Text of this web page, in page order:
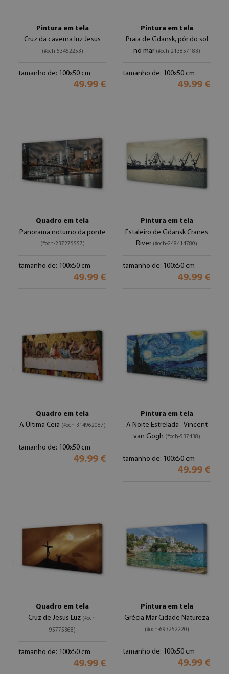
Pintura em tela
Cruz da caverna luz Jesus
(#och-63452253)
tamanho de: 100x50 cm
49.99 €
Pintura em tela
Praia de Gdansk, pôr do sol
no mar (#och-213857183)
tamanho de: 100x50 cm
49.99 €
Quadro em tela
Panorama noturno da ponte
(#och-237275557)
tamanho de: 100x50 cm
49.99 €
Pintura em tela
Estaleiro de Gdansk Cranes
River (#och-248414780)
tamanho de: 100x50 cm
49.99 €
Quadro em tela
A Última Ceia (#och-314962087)
tamanho de: 100x50 cm
49.99 €
Pintura em tela
A Noite Estrelada - Vincent
van Gogh (#och-537438)
tamanho de: 100x50 cm
49.99 €
Quadro em tela
Cruz de Jesus Luz (#och-
95775368)
tamanho de: 100x50 cm
49.99 €
Pintura em tela
Grécia Mar Cidade Natureza
(#och-693252220)
tamanho de: 100x50 cm
49.99 €